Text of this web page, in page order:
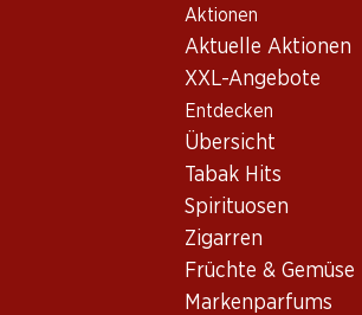
Aktionen
Aktuelle Aktionen
XXL-Angebote
Entdecken
Übersicht
Tabak Hits
Spirituosen
Zigarren
Früchte & Gemüse
Markenparfums
Wein/Champagner
Bordeaux
Château Marquis d'Alesme Margaux AOC